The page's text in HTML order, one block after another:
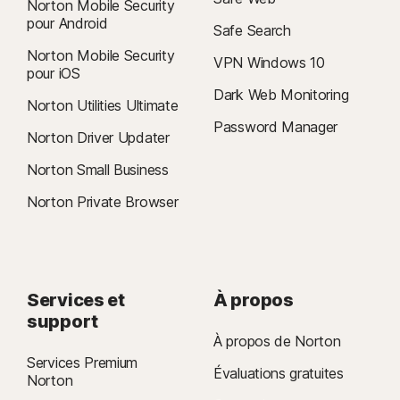
Offre soumise à restrictions. Pour bénéficier du service de suppression
de virus, vous devez disposer d'un abonnement de sécurité de l'appareil
avec antivirus à renouvellement automatique. Voir
Norton.com/virus-protection-promise pour plus d'informations.
Les fonctionnalités de Sauvegarde cloud sont uniquement disponibles
sous Windows (à l'exception de Windows en mode S et Windows
Rapport Norton LifeLock Cyber Safety Insights Report 2021 :
Résultats mondiaux
Norton Mobile Security
pour Android
Norton Mobile Security
pour iOS
Norton Utilities Ultimate
Norton Driver Updater
Norton Small Business
Norton Private Browser
Safe Search
VPN Windows 10
Dark Web Monitoring
Password Manager
Services et
support
Services Premium
Norton
À propos
À propos de Norton
Évaluations gratuites